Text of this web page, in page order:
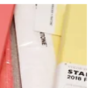
스가 있는게 이번 플래너의
우 컬러를 택했습니다. 하프
에 무지가 많은걸 좋아해서
서 프리퀀시를 모았네요. 남